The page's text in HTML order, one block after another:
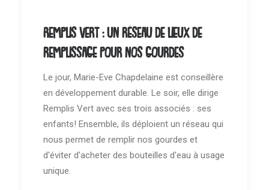
Remplis vert : un réseau de lieux de
remplissage pour nos gourdes
Le jour, Marie-Eve Chapdelaine est conseillère
en développement durable. Le soir, elle dirige
Remplis Vert avec ses trois associés : ses
enfants! Ensemble, ils déploient un réseau qui
nous permet de remplir nos gourdes et
d'éviter d'acheter des bouteilles d'eau à usage
unique.